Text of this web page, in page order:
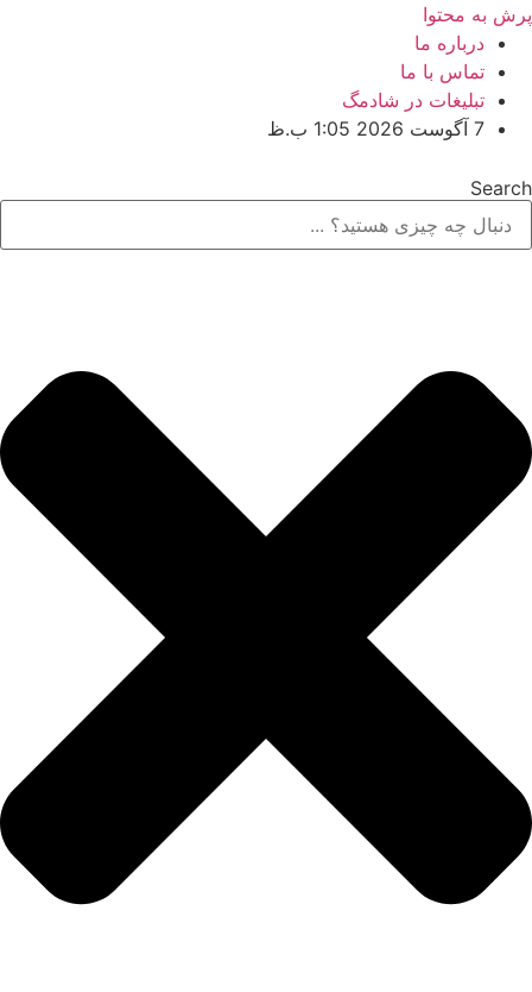
پرش به محتوا
درباره ما
تماس با ما
تبلیغات در شادمگ
7 آگوست 2026 1:05 ب.ظ
Search